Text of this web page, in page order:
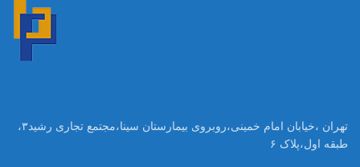
تهران ،خیابان امام خمینی،روبروی بیمارستان سینا،مجتمع تجاری رشید۳،
طبقه اول،پلاک ۶